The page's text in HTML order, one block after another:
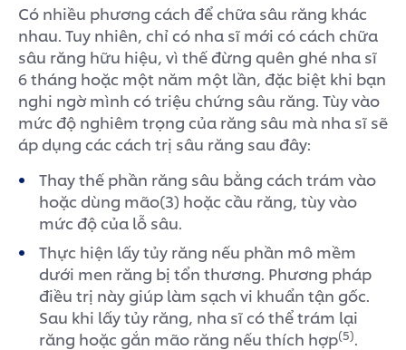
Có nhiều phương cách để chữa sâu răng khác
nhau. Tuy nhiên, chỉ có nha sĩ mới có cách chữa
sâu răng hữu hiệu, vì thế đừng quên ghé nha sĩ
6 tháng hoặc một năm một lần, đặc biệt khi bạn
nghi ngờ mình có triệu chứng sâu răng. Tùy vào
mức độ nghiêm trọng của răng sâu mà nha sĩ sẽ
áp dụng các cách trị sâu răng sau đây:
Thay thế phần răng sâu bằng cách trám vào
hoặc dùng mão(3) hoặc cầu răng, tùy vào
mức độ của lỗ sâu.
Thực hiện lấy tủy răng nếu phần mô mềm
dưới men răng bị tổn thương. Phương pháp
điều trị này giúp làm sạch vi khuẩn tận gốc.
Sau khi lấy tủy răng, nha sĩ có thể trám lại
răng hoặc gắn mão răng nếu thích hợp(5).